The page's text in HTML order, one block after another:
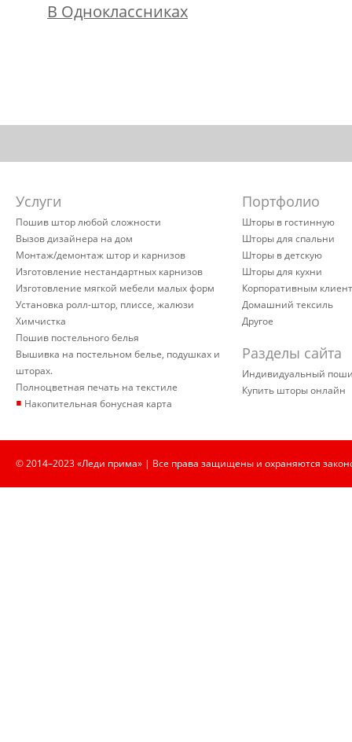
В Одноклассниках
Услуги
Пошив штор любой сложности
Вызов дизайнера на дом
Монтаж/демонтаж штор и карнизов
Изготовление нестандартных карнизов
Изготовление мягкой мебели малых форм
Установка ролл-штор, плиссе, жалюзи
Химчистка
Пошив постельного белья
Вышивка на постельном белье, подушках и
шторах.
Полноцветная печать на текстиле
▪ Накопительная бонусная карта
Портфолио
Шторы в гостинную
Шторы для спальни
Шторы в детскую
Шторы для кухни
Корпоративным
Домашний тексиль
Другое
Разделы сайта
Индивидуальный
Купить шторы онлайн
© 2014–2023 «Леди прима» | Все права защищены и охраняются